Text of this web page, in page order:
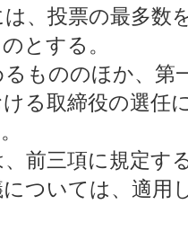
、投票の最多数
とする。
もののほか、第
る取締役の選任
前三項に規定す
ついては、適用